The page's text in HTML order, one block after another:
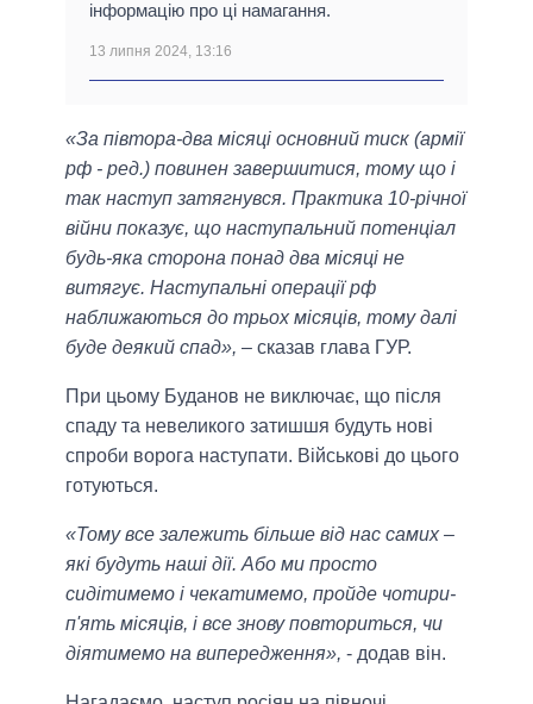
інформацію про ці намагання.
13 липня 2024, 13:16
«За півтора-два місяці основний тиск (армії
рф - ред.) повинен завершитися, тому що і
так наступ затягнувся. Практика 10-річної
війни показує, що наступальний потенціал
будь-яка сторона понад два місяці не
витягує. Наступальні операції рф
наближаються до трьох місяців, тому далі
буде деякий спад», – сказав глава ГУР.
При цьому Буданов не виключає, що після
спаду та невеликого затишшя будуть нові
спроби ворога наступати. Військові до цього
готуються.
«Тому все залежить більше від нас самих –
які будуть наші дії. Або ми просто
сидітимемо і чекатимемо, пройде чотири-
п'ять місяців, і все знову повториться, чи
діятимемо на випередження», - додав він.